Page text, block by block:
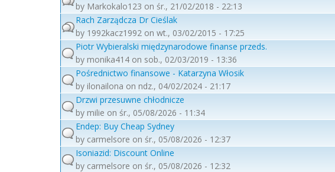
by Markokalo123 on śr., 21/02/2018 - 22:13
Rach Zarządcza Dr Cieślak
by 1992kacz1992 on wt., 03/02/2015 - 17:25
Piotr Wybieralski międzynarodowe finanse przeds.
by monika414 on sob., 02/03/2019 - 13:36
Pośrednictwo finansowe - Katarzyna Włosik
by ilonailona on ndz., 04/02/2024 - 21:17
Drzwi przesuwne chłodnicze
by milie on śr., 05/08/2026 - 11:34
Endep: Buy Cheap Sydney
by carmelsore on śr., 05/08/2026 - 12:37
Isoniazid: Discount Online
by carmelsore on śr., 05/08/2026 - 12:32